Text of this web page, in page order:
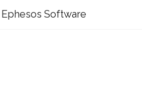
Ephesos Software